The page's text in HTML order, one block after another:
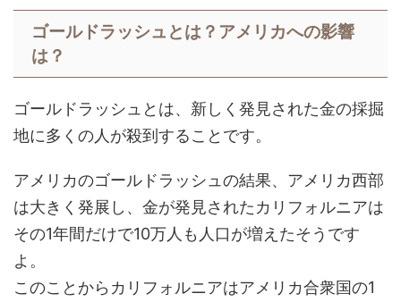
ゴールドラッシュとは？アメリカへの影響
は？
ゴールドラッシュとは、新しく発見された金の採掘
地に多くの人が殺到することです。
アメリカのゴールドラッシュの結果、アメリカ西部
は大きく発展し、金が発見されたカリフォルニアは
その1年間だけで10万人も人口が増えたそうです
よ。
このことからカリフォルニアはアメリカ合衆国の1